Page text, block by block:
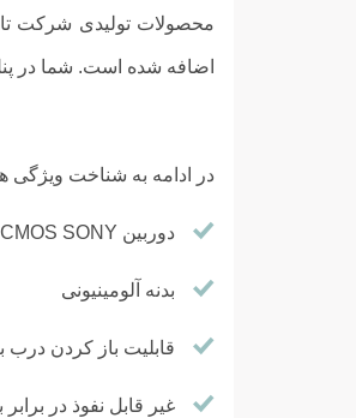
محصولات تولیدی شرکت
اضافه شده است. شما در پنل
در ادامه به شناخت ویژگی
دوربین CMOS SONY
بدنه آلومینیونی
قابلیت باز کردن درب
غیر قابل نفوذ در برابر